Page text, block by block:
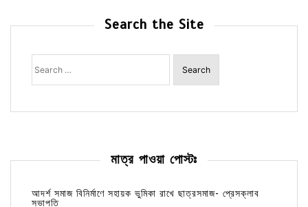
Search the Site
Search
for:
মাত্র পাওয়া পোস্টঃ
আদর্শ সমাজ বিনির্মাণে সহায়ক ভুমিকা রাখে ছাত্রসমাজ- প্রেসক্লাব
সভাপতি